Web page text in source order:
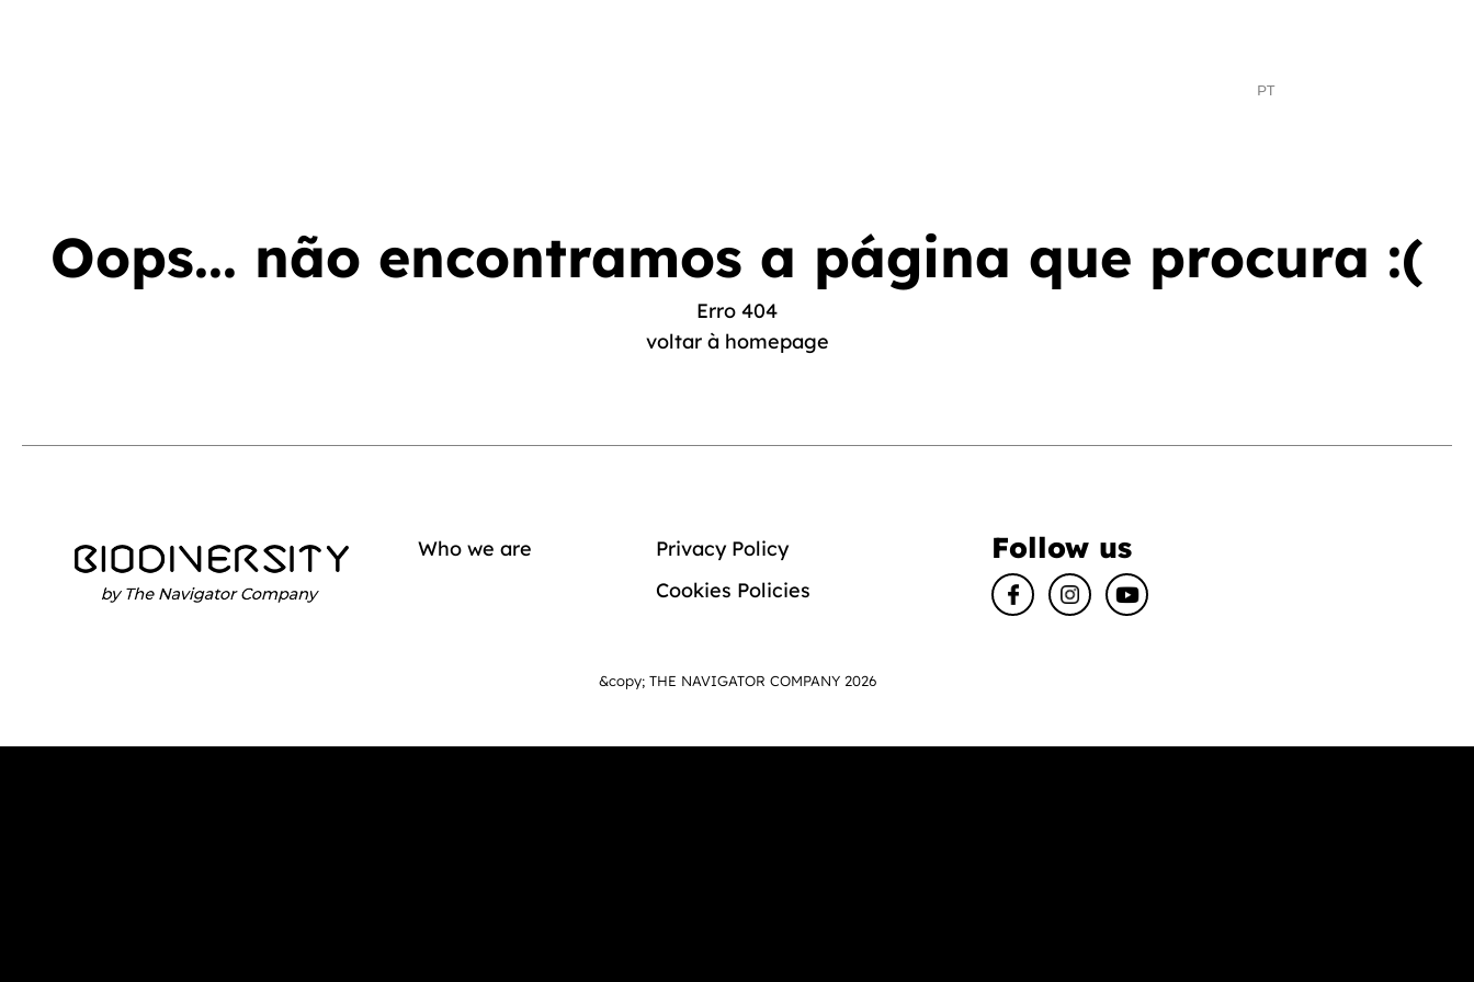
PT
Oops... não encontramos a página que procura :(
Erro 404
voltar à homepage
Who we are
Privacy Policy
Cookies Policies
Follow us
&copy; THE NAVIGATOR COMPANY 2026